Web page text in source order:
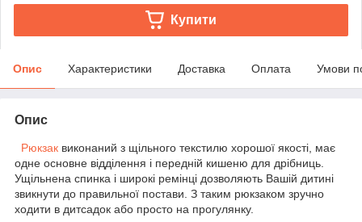
Купити
Опис Характеристики Доставка Оплата Умови
Опис
Рюкзак виконаний з щільного текстилю хорошої якості, має
одне основне відділення і передній кишеню для дрібниць.
Ущільнена спинка і широкі ремінці дозволяють Вашій дитині
звикнути до правильної постави. З таким рюкзаком зручно
ходити в дитсадок або просто на прогулянку.